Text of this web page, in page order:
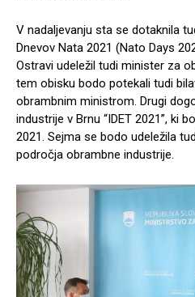
V nadaljevanju sta se dotaknila
Dnevov Nata 2021 (Nato Days
Ostravi udeležil tudi minister za
tem obisku bodo potekali tudi
obrambnim ministrom. Drugi
industrije v Brnu “IDET 2021”, ki
2021. Sejma se bodo udeležila
področja obrambne industrije.